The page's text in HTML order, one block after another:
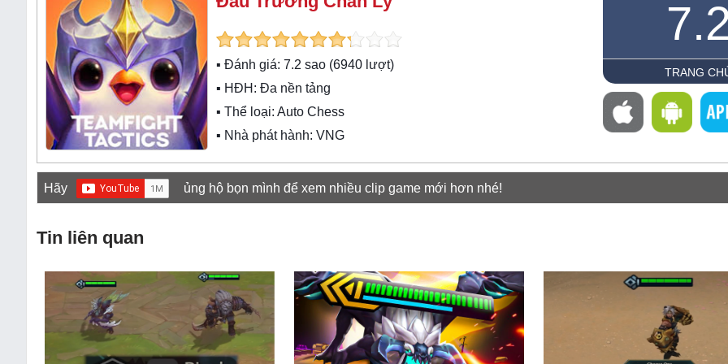
▪ Đánh giá: 7.2 sao (6940 lượt)
▪ HĐH: Đa nền tảng
▪ Thể loại: Auto Chess
▪ Nhà phát hành: VNG
TRANG
Hãy ủng hộ bọn mình để xem nhiều clip game mới hơn nhé!
Tin liên quan